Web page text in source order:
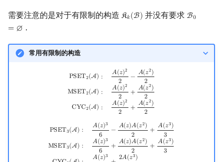
需要注意的是对于有限制的构造 𝔎𝑘(B)
Kk(B) 并没有要求 B0
= ∅
B0=
．
常用有限制的构造
PSET2(A) : 𝐴(𝑧)2
2 − 𝐴(𝑧2)
2
MSET2(A) : 𝐴(𝑧)2
2 + 𝐴(𝑧2)
2
CYC2(A) : 𝐴(𝑧)2
2 + 𝐴(𝑧2)
2
(z2)2MSET2 A(z)22+ 2)2CYC
PSET3(A) : 𝐴(𝑧)3
6 − 𝐴(𝑧)𝐴(𝑧2)
2
+ 𝐴(𝑧3)
3
MSET3(A) : 𝐴(𝑧)3
6 + 𝐴(𝑧)𝐴(𝑧2)
2
+ 𝐴(𝑧3)
3
𝐴(𝑧)3 2𝐴(𝑧3)
)A z A(z3)3MSET3(A):A(z)3 (z)A(z2